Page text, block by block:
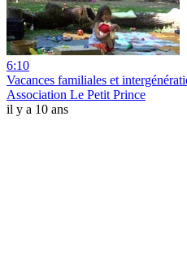
6:10
Vacances familiales et
Association Le Petit Prince
il y a 10 ans